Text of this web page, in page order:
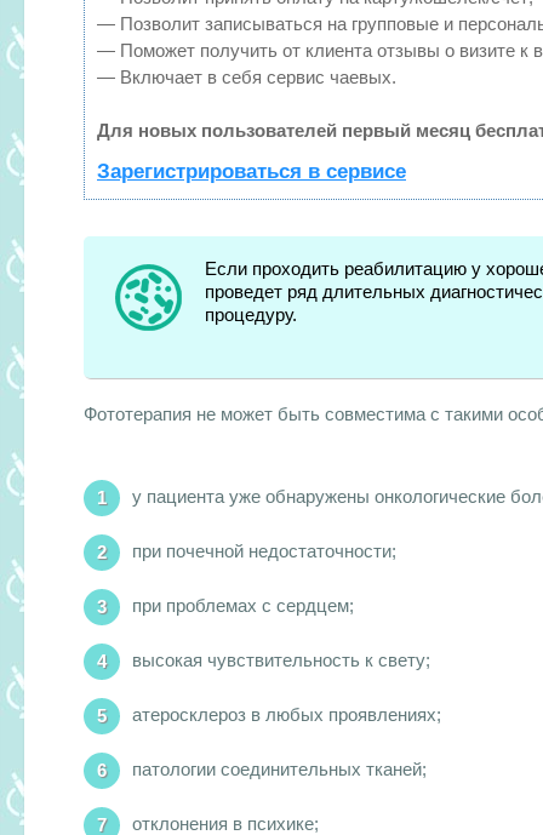
— Позволит записываться на групповые и
— Поможет получить от клиента отзывы о визите к
— Включает в себя сервис чаевых.
Для новых пользователей первый месяц
Зарегистрироваться в сервисе
Если проходить реабилитацию у
проведет ряд длительных
процедуру.
Фототерапия не может быть совместима с такими
у пациента уже обнаружены онкологические
при почечной недостаточности;
при проблемах с сердцем;
высокая чувствительность к свету;
атеросклероз в любых проявлениях;
патологии соединительных тканей;
отклонения в психике;